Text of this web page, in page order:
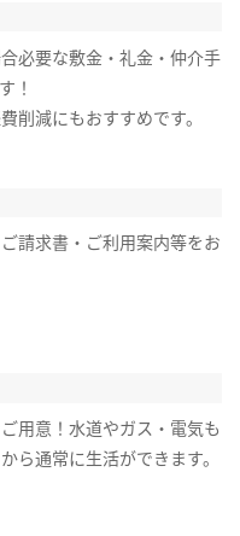
必要な敷金・礼金・仲介手
！
削減にもおすすめです。
請求書・ご利用案内等をお
用意！水道やガス・電気も
ら通常に生活ができます。